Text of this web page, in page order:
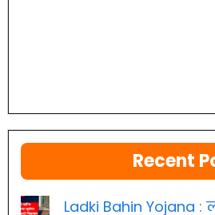
Recent
Ladki Bahin Yojana :